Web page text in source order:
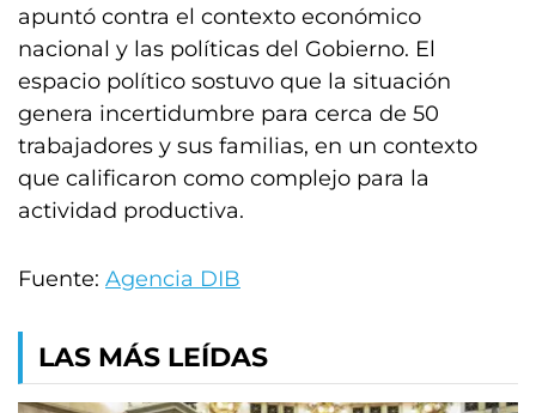
apuntó contra el contexto económico
nacional y las políticas del Gobierno. El
espacio político sostuvo que la situación
genera incertidumbre para cerca de 50
trabajadores y sus familias, en un contexto
que calificaron como complejo para la
actividad productiva.
Fuente: Agencia DIB
LAS MÁS LEÍDAS